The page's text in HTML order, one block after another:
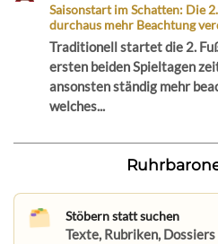
Saisonstart im Schatten: Die
durchaus mehr Beachtung
Traditionell startet die 2.
ersten beiden Spieltagen
ansonsten ständig mehr
welches...
Stöbern statt suchen
Texte, Rubriken,